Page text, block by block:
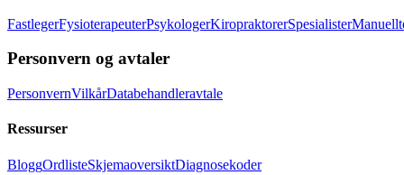
FastlegerFysioterapeuterPsykologerKiropraktorerSpesialister
Personvern og avtaler
PersonvernVilkårDatabehandleravtale
Ressurser
BloggOrdlisteSkjemaoversiktDiagnosekoder